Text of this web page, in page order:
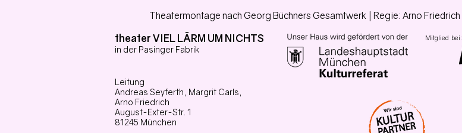
Theatermontage nach Georg Büchners Gesamtwerk | Regie: Arno Friedrich
theater VIEL LÄRM UM NICHTS
in der Pasinger Fabrik
Leitung
Andreas Seyferth, Margrit Carls,
Arno Friedrich
August-Exter-Str. 1
81245 München
Mitglied bei: